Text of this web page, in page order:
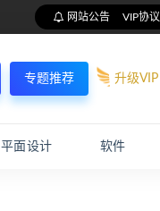
网站公告 VIP协议
专题推荐 升级VIP
平面设计 软件